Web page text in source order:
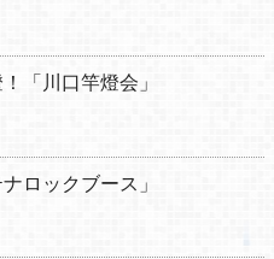
「川口竿燈会」
ロックブース」